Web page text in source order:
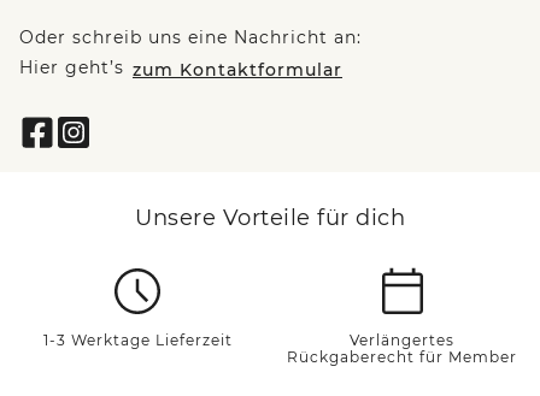
Oder schreib uns eine Nachricht an:
Hier geht’s zum Kontaktformular
Unsere Vorteile für dich
1-3 Werktage Lieferzeit
Verlängertes
Rückgaberecht für Member